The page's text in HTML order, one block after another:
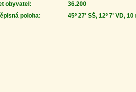
obyvatel:
36.200
poloha:
45º 27' SŠ, 12º 7' VD, 10